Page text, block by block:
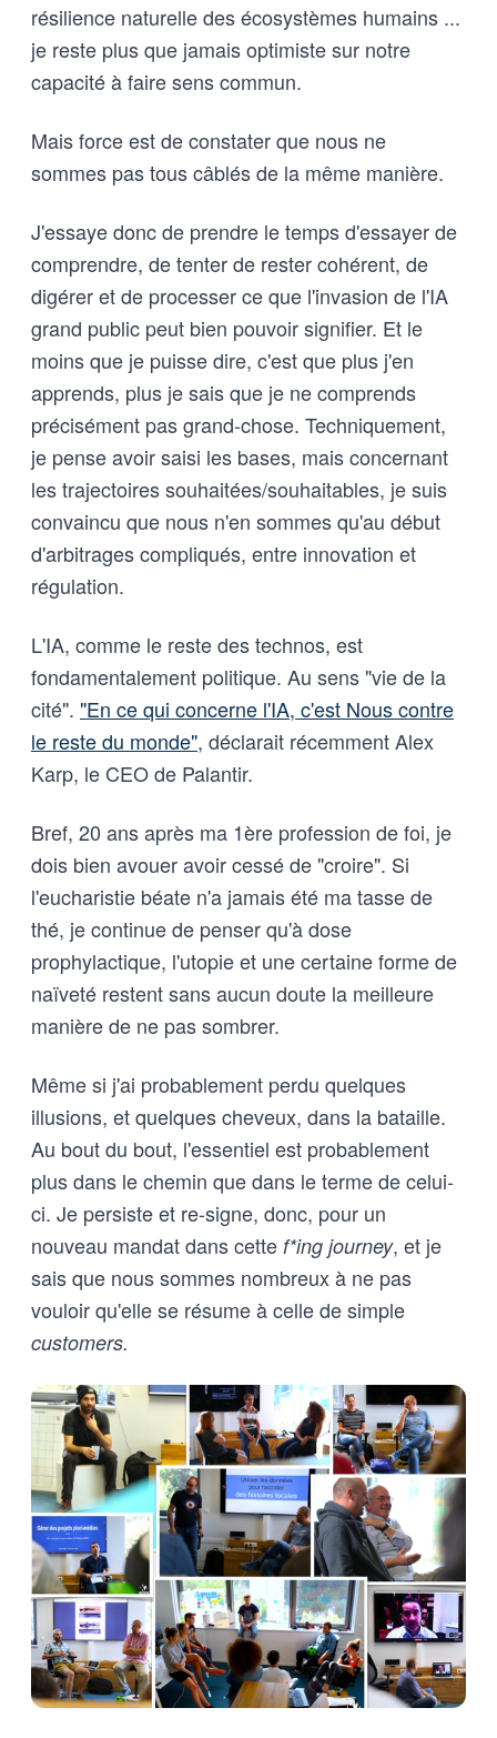
résilience naturelle des écosystèmes humains ...
je reste plus que jamais optimiste sur notre
capacité à faire sens commun.
Mais force est de constater que nous ne
sommes pas tous câblés de la même manière.
J'essaye donc de prendre le temps d'essayer de
comprendre, de tenter de rester cohérent, de
digérer et de processer ce que l'invasion de l'IA
grand public peut bien pouvoir signifier. Et le
moins que je puisse dire, c'est que plus j'en
apprends, plus je sais que je ne comprends
précisément pas grand-chose. Techniquement,
je pense avoir saisi les bases, mais concernant
les trajectoires souhaitées/souhaitables, je suis
convaincu que nous n'en sommes qu'au début
d'arbitrages compliqués, entre innovation et
régulation.
L'IA, comme le reste des technos, est
fondamentalement politique. Au sens "vie de la
cité". "En ce qui concerne l'IA, c'est Nous contre
le reste du monde", déclarait récemment Alex
Karp, le CEO de Palantir.
Bref, 20 ans après ma 1ère profession de foi, je
dois bien avouer avoir cessé de "croire". Si
l'eucharistie béate n'a jamais été ma tasse de
thé, je continue de penser qu'à dose
prophylactique, l'utopie et une certaine forme de
naïveté restent sans aucun doute la meilleure
manière de ne pas sombrer.
Même si j'ai probablement perdu quelques
illusions, et quelques cheveux, dans la bataille.
Au bout du bout, l'essentiel est probablement
plus dans le chemin que dans le terme de celui-
ci. Je persiste et re-signe, donc, pour un
nouveau mandat dans cette f*ing journey, et je
sais que nous sommes nombreux à ne pas
vouloir qu'elle se résume à celle de simple
customers.